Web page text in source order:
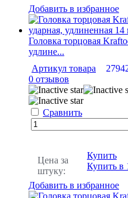
Добавить в избранное
Головка торцовая
удлине...
Артикул товара
0 отзывов
Сравнить
Цена за
штуку:
Купить
Купить в
Добавить в избранное